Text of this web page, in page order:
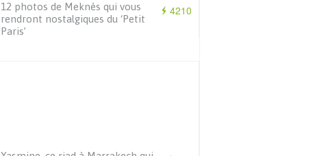
4210
12 photos de Meknès qui vous
rendront nostalgiques du ‘Petit
Paris’